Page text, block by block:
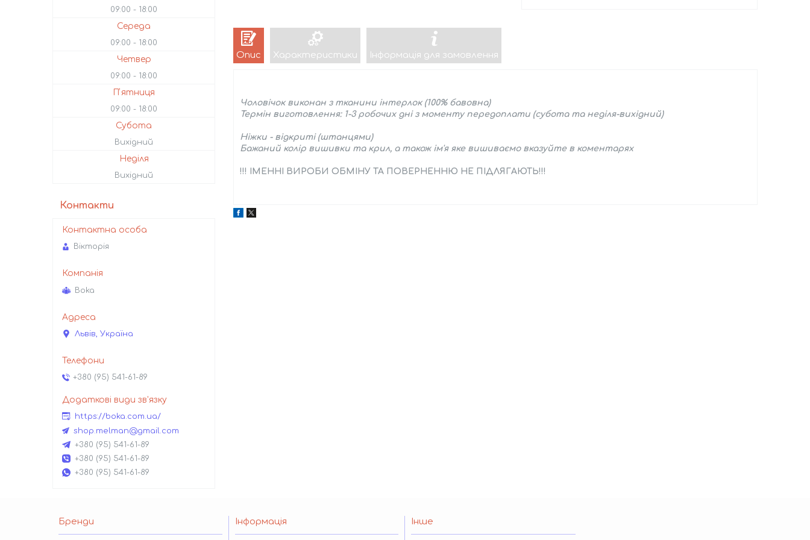
Опис Характеристики Інформація для замовлення
Чоловічок виконан з тканини інтерлок (100% бавовна)
Термін виготовлення: 1-3 робочих дні з моменту передоплати (субота та неділя-вихідний)
Ніжки - відкриті (штанцями)
Бажаний колір вишивки та крил, а також ім'я яке вишиваємо вказуйте в коментарях
!!! ІМЕННІ ВИРОБИ ОБМІНУ ТА ПОВЕРНЕННЮ НЕ ПІДЛЯГАЮТЬ!!!
09:00 18:00
Середа
09:00 18:00
Четвер
09:00 18:00
Пʼятниця
09:00 18:00
Субота
Вихідний
Неділя
Вихідний
Контакти
Вікторія
Boka
Львів, Україна
+380 (95) 541-61-89
https://boka.com.ua/
shop.melman@gmail.com
+380 (95) 541-61-89
+380 (95) 541-61-89
+380 (95) 541-61-89
Бренди Інформація Інше